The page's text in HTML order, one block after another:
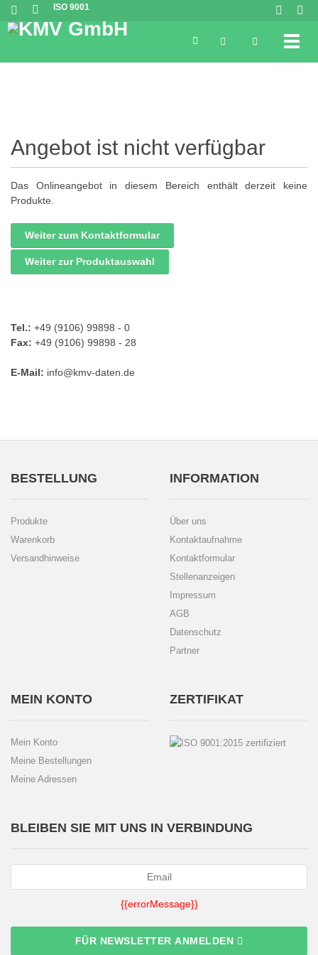
ISO 9001
Angebot ist nicht verfügbar
Das Onlineangebot in diesem Bereich enthält derzeit keine
Produkte.
Weiter zum Kontaktformular
Weiter zur Produktauswahl
Tel.: +49 (9106) 99898 - 0
Fax: +49 (9106) 99898 - 28
E-Mail: info@kmv-daten.de
BESTELLUNG
Produkte
Warenkorb
Versandhinweise
INFORMATION
Über uns
Kontaktaufnahme
Kontaktformular
Stellenanzeigen
Impressum
AGB
Datenschutz
Partner
MEIN KONTO
Mein Konto
Meine Bestellungen
Meine Adressen
ZERTIFIKAT
BLEIBEN SIE MIT UNS IN VERBINDUNG
{{errorMessage}}
FÜR NEWSLETTER ANMELDEN